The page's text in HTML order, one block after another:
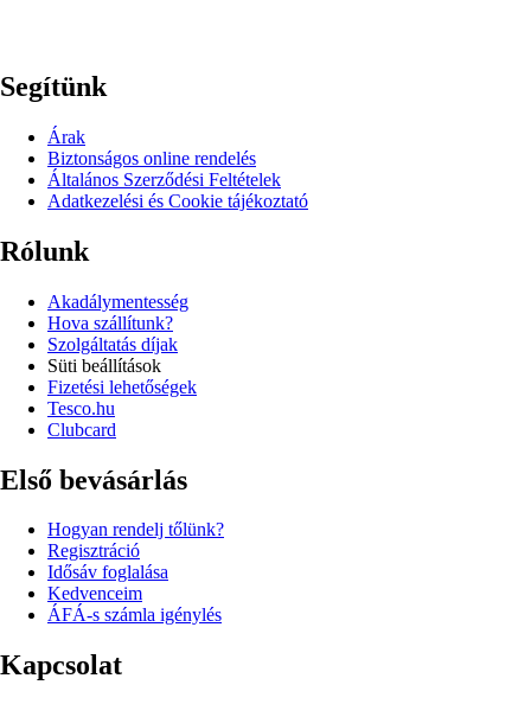
Segítünk
Árak
Biztonságos online rendelés
Általános Szerződési Feltételek
Adatkezelési és Cookie tájékoztató
Rólunk
Akadálymentesség
Hova szállítunk?
Szolgáltatás díjak
Süti beállítások
Fizetési lehetőségek
Tesco.hu
Clubcard
Első bevásárlás
Hogyan rendelj tőlünk?
Regisztráció
Idősáv foglalása
Kedvenceim
ÁFÁ-s számla igénylés
Kapcsolat